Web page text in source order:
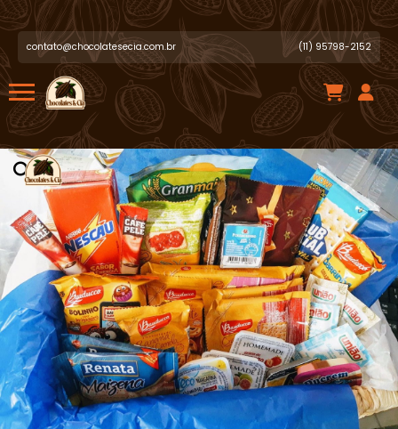
contato@chocolatesecia.com.br (11) 95798-2152
Jose .acabou de comprar!
Penis de Chocolate Personalizado
Há algumas horas